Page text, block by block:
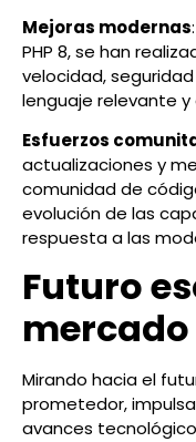
Mejoras modernas
PHP 8, se han
velocidad,
lenguaje relevante
Esfuerzos
actualizaciones y
comunidad de
evolución de las
respuesta a las
Futuro
mercado
Mirando hacia el
prometedor,
avances